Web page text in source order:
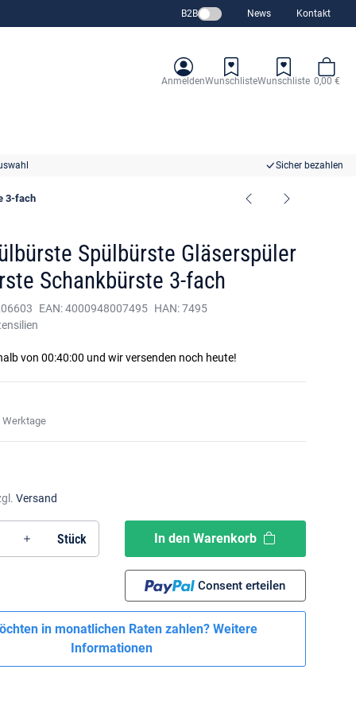
B2B News Kontakt
AnmeldenWunschlisteWunschliste 0,00 €
Sicher bezahlen
3-fach
Spülbürste Gläserspüler
Schankbürste 3-fach
EAN:4000948007495 HAN:7495
von00:40:00 und wir versenden noch heute!
Werktage
Versand
Stück In den Warenkorb
Consent erteilen
in monatlichen Raten zahlen? Weitere
Informationen